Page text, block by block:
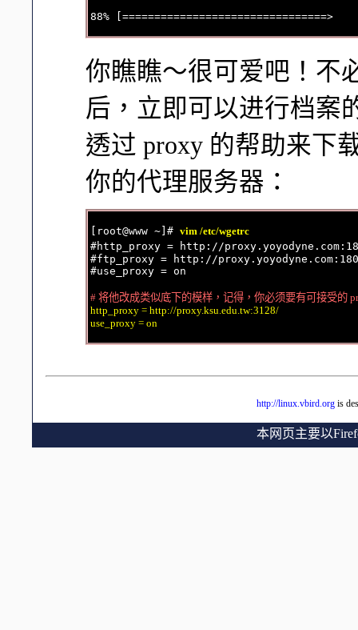
你瞧瞧～很可爱吧！不
后，立即可以进行档案
透过 proxy 的帮助来下
你的代理服务器：
[root@www ~]# vim /etc/wgetrc
#http_proxy = http://
#ftp_proxy = http://
#use_proxy = on
# 将他改成类似底下的模样，记得，你必须要有可接受的
http_proxy = http://proxy.ksu.edu.tw:3128/
use_proxy = on
http://linux.vbird.org is
本网页主要以